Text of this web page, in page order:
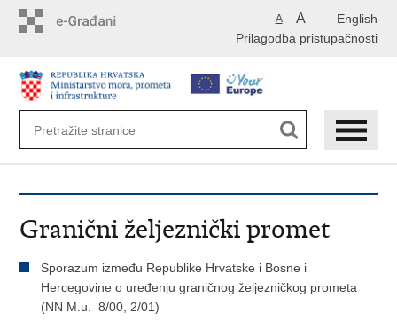
English
A A
Prilagodba pristupačnosti
Granični željeznički promet
Sporazum između Republike Hrvatske i Bosne i
Hercegovine o uređenju graničnog željezničkog prometa
(NN M.u. 8/00, 2/01)